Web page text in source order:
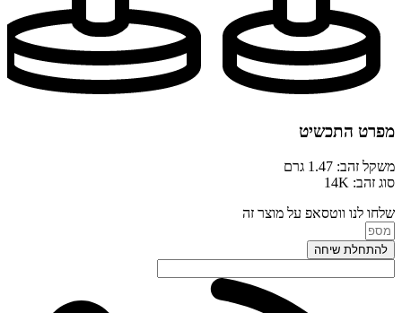
מפרט התכשיט
משקל זהב: 1.47 גרם
סוג זהב: 14K
שלחו לנו ווטסאפ על מוצר זה
להתחלת שיחה